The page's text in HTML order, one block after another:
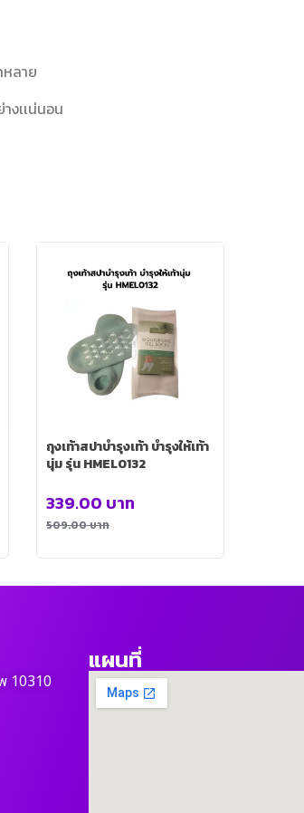
หลาย
งเเน่นอน
ถุงเท้าสปาบำรุงเท้า บำรุงให้เท้า
นุ่ม รุ่น HMEL0132
509.00บาท
339.00 บาท
10310
แผนที่